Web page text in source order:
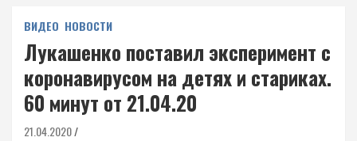
ВИДЕО НОВОСТИ
Лукашенко поставил эксперимент с
коронавирусом на детях и стариках.
60 минут от 21.04.20
21.04.2020